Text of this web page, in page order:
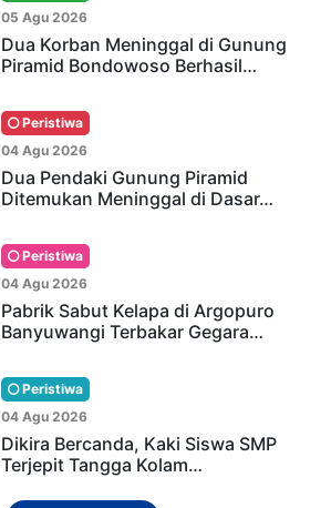
05 Agu 2026
Dua Korban Meninggal di Gunung
Piramid Bondowoso Berhasil…
Peristiwa
04 Agu 2026
Dua Pendaki Gunung Piramid
Ditemukan Meninggal di Dasar…
Peristiwa
04 Agu 2026
Pabrik Sabut Kelapa di Argopuro
Banyuwangi Terbakar Gegara…
Peristiwa
04 Agu 2026
Dikira Bercanda, Kaki Siswa SMP
Terjepit Tangga Kolam…